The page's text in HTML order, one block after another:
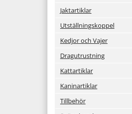
Jaktartiklar
Utställningskoppel
Kedjor och Vajer
Dragutrustning
Kattartiklar
Kaninartiklar
Tillbehör